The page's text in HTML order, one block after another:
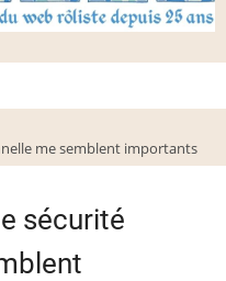
me semblent importants
sécurité